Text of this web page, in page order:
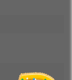
lekker blauw
zwembadliner
zorg je voor een
veel